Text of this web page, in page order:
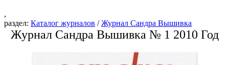
,
раздел: Каталог журналов /Журнал Сандра Вышивка
Журнал Сандра Вышивка № 1 2010 Год